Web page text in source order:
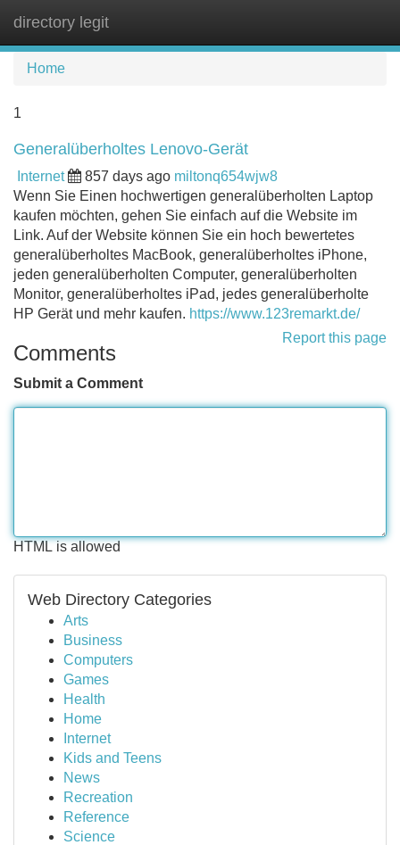
directory legit
Home
1
Generalüberholtes Lenovo-Gerät
Internet 857 days ago miltonq654wjw8
Wenn Sie Einen hochwertigen generalüberholten Laptop
kaufen möchten, gehen Sie einfach auf die Website im
Link. Auf der Website können Sie ein hoch bewertetes
generalüberholtes MacBook, generalüberholtes iPhone,
jeden generalüberholten Computer, generalüberholten
Monitor, generalüberholtes iPad, jedes generalüberholte
HP Gerät und mehr kaufen. https://www.123remarkt.de/
Report this page
Comments
Submit a Comment
HTML is allowed
Web Directory Categories
Arts
Business
Computers
Games
Health
Home
Internet
Kids and Teens
News
Recreation
Reference
Science